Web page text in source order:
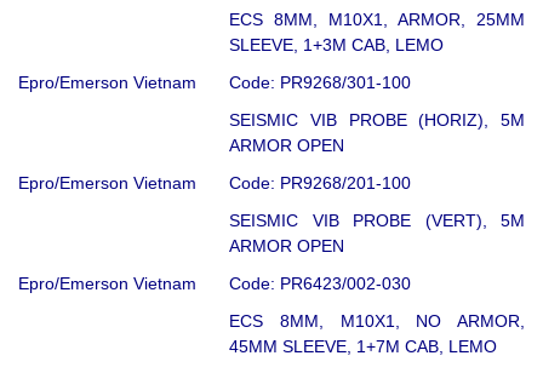
ECS 8MM, M10X1, ARMOR, 25MM
SLEEVE, 1+3M CAB, LEMO
Epro/Emerson Vietnam
Code: PR9268/301-100
SEISMIC VIB PROBE (HORIZ), 5M
ARMOR OPEN
Epro/Emerson Vietnam
Code: PR9268/201-100
SEISMIC VIB PROBE (VERT), 5M
ARMOR OPEN
Epro/Emerson Vietnam
Code: PR6423/002-030
ECS 8MM, M10X1, NO ARMOR,
45MM SLEEVE, 1+7M CAB, LEMO